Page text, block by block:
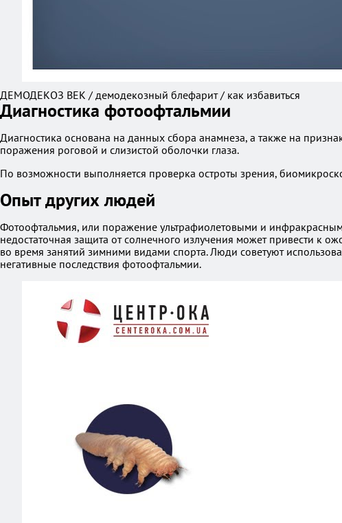
ДЕМОДЕКОЗ ВЕК / демодекозный блефарит / как избавиться
Диагностика фотоофтальмии
Диагностика основана на данных сбора анамнеза, а также на
поражения роговой и слизистой оболочки глаза.
По возможности выполняется проверка остроты зрения,
Опыт других людей
Фотоофтальмия, или поражение ультрафиолетовыми и
недостаточная защита от солнечного излучения может привести к
во время занятий зимними видами спорта. Люди советуют
негативные последствия фотоофтальмии.